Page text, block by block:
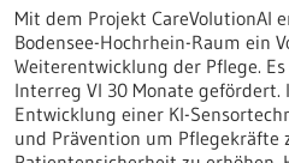
Mit dem Projekt CareVolutionAI
Bodensee-Hochrhein-Raum ein
Weiterentwicklung der Pflege.
Interreg VI 30 Monate
Entwicklung einer KI-
und Prävention um Pflegekräfte